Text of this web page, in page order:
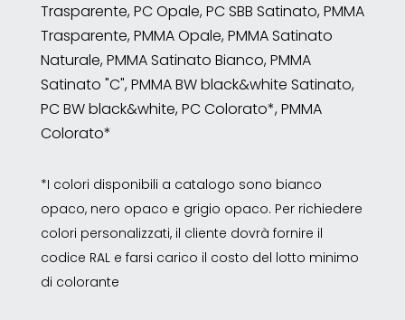
Trasparente, PC Opale, PC SBB Satinato, PMMA
Trasparente, PMMA Opale, PMMA Satinato
Naturale, PMMA Satinato Bianco, PMMA
Satinato "C", PMMA BW black&white Satinato,
PC BW black&white, PC Colorato*, PMMA
Colorato*
*I colori disponibili a catalogo sono bianco
opaco, nero opaco e grigio opaco. Per richiedere
colori personalizzati, il cliente dovrà fornire il
codice RAL e farsi carico il costo del lotto minimo
di colorante